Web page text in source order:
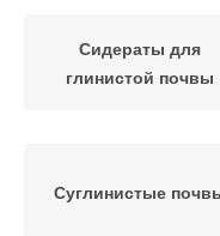
Сидераты для
глинистой почвы
Суглинистые